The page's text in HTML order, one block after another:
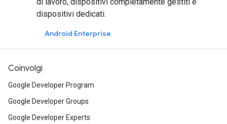
dispositivi dedicati.
Android Enterprise
Coinvolgi
Google Developer Program
Google Developer Groups
Google Developer Experts